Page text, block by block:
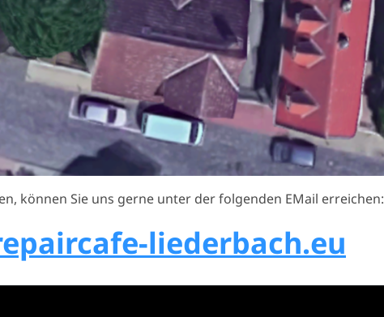
können Sie uns gerne unter der folgenden EMail erreichen:
liederbach.eu